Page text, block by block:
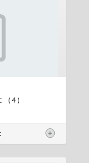
(4)